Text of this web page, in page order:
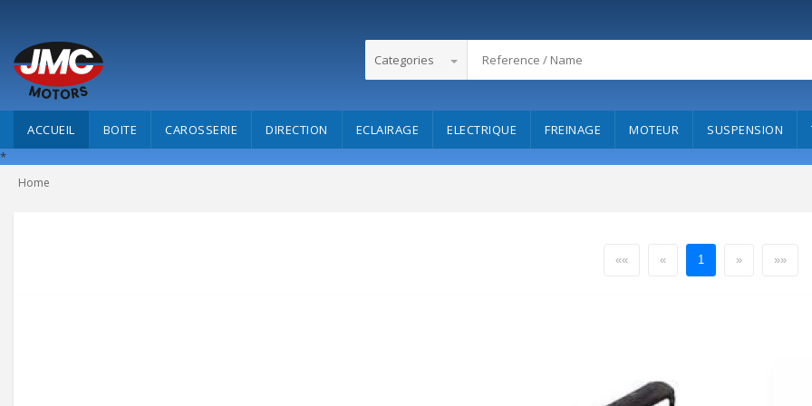
Categories
ACCUEIL BOITE CAROSSERIE DIRECTION ECLAIRAGE ELECTRIQUE FREINAGE MOTEUR SUSPENSION
*
Home
«« « 1 » »»